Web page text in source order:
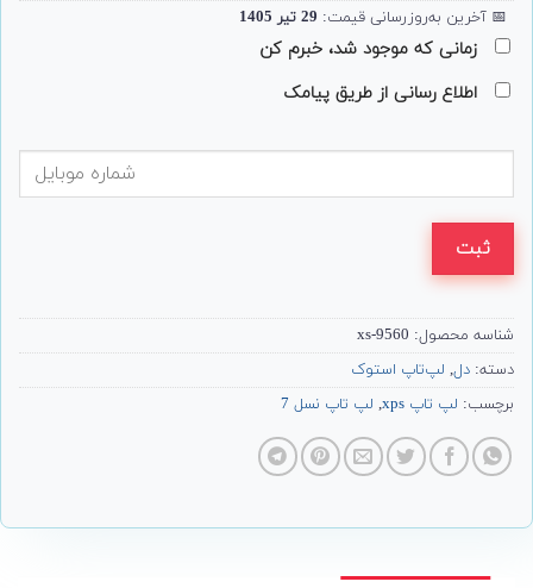
📅 آخرین به‌روزرسانی قیمت: 29 تیر 1405
زمانی که موجود شد، خبرم کن
اطلاع رسانی از طریق پیامک
ثبت
شناسه محصول: 9560-xs
دسته: دل, لپ‌تاپ استوک
برچسب: لپ تاپ xps , لپ تاپ نسل 7